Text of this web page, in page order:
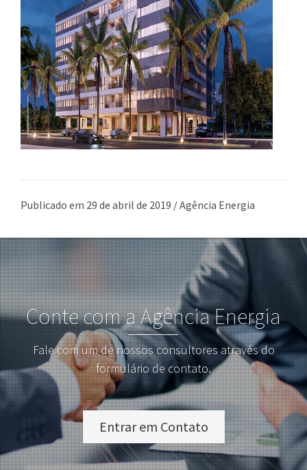
Publicado em 29 de abril de 2019 / Agência Energia
Conte com a Agência Energia
Fale com um de nossos consultores através do
formulário de contato.
Entrar em Contato